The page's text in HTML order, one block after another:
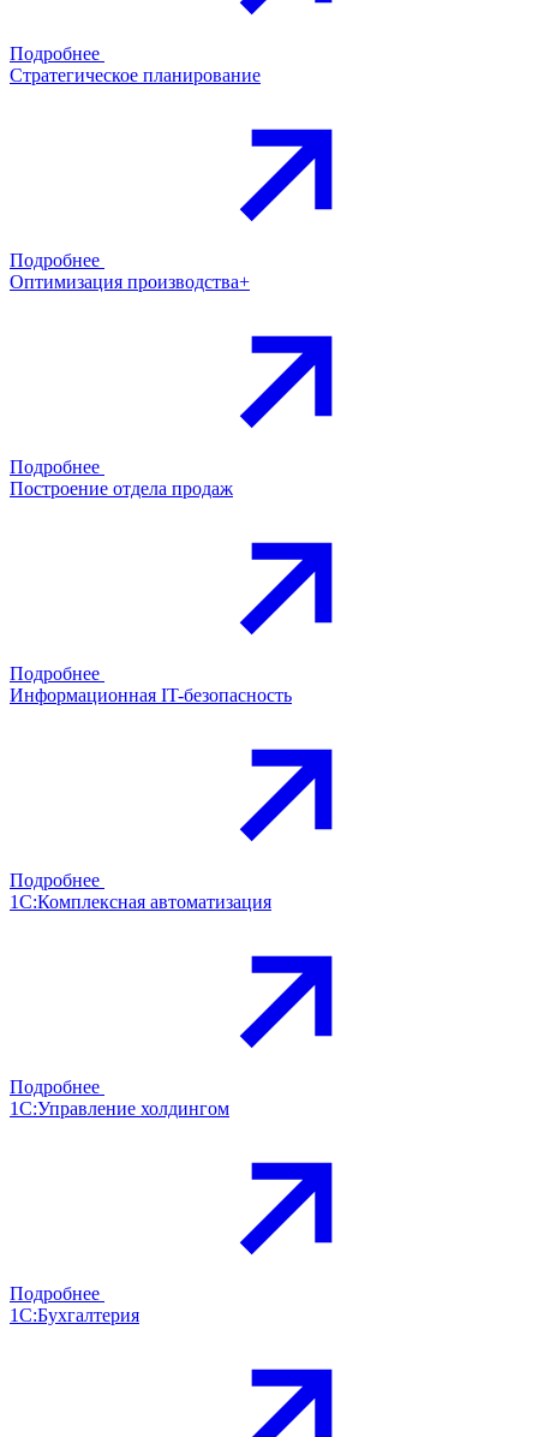
Подробнее
Стратегическое планирование
Подробнее
Оптимизация производства+
Подробнее
Построение отдела продаж
Подробнее
Информационная IT-безопасность
Подробнее
1С:Комплексная автоматизация
Подробнее
1С:Управление холдингом
Подробнее
1С:Бухгалтерия